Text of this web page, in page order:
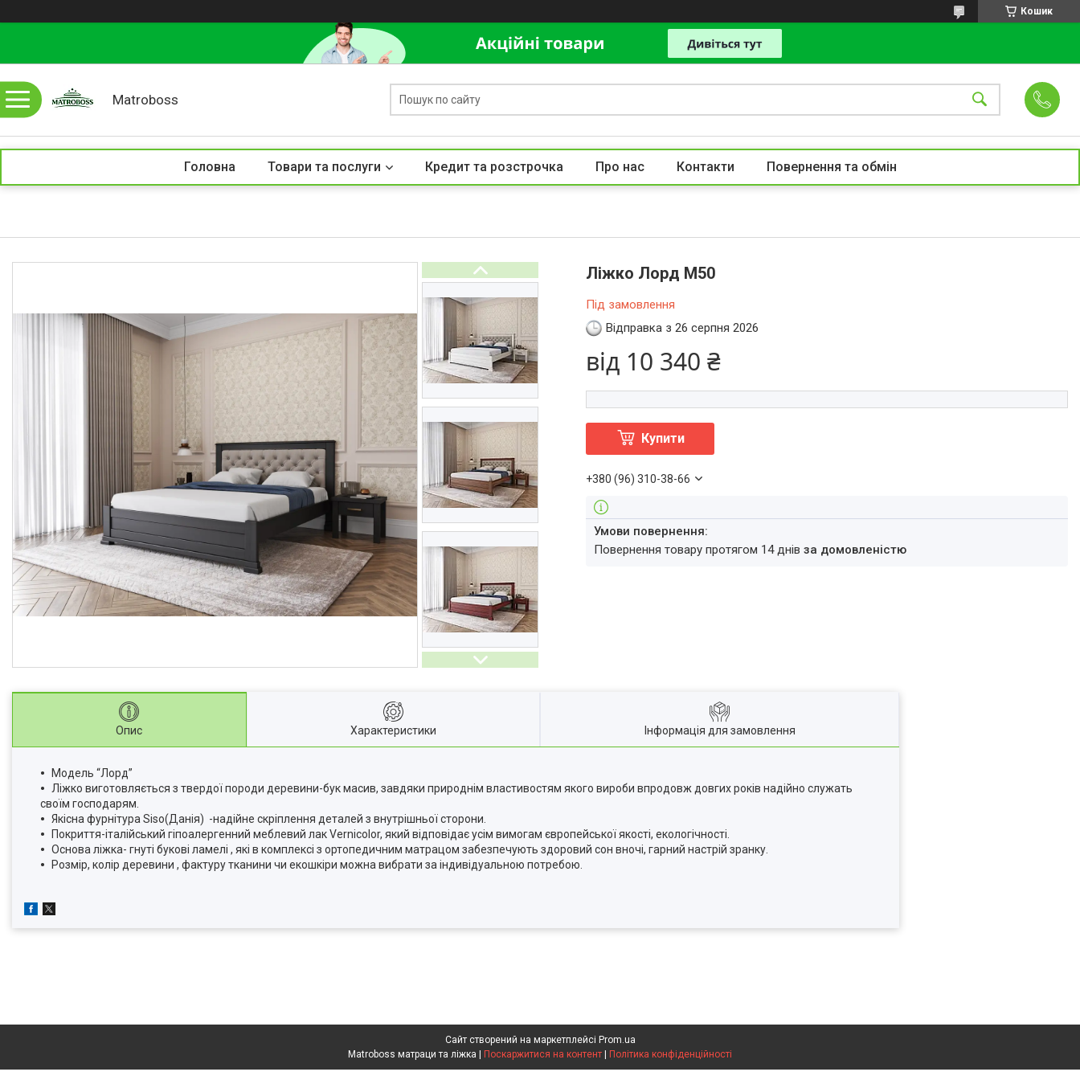
Кошик
Matroboss
Головна Товари та послуги Кредит та розстрочка Про нас Контакти Повернення та обмін
Ліжко Лорд М50
Під замовлення
Відправка з 26 серпня 2026
від 10 340 ₴
Купити
+380 (96) 310-38-66
повернення товару протягом 14 днівза домовленістю
Опис Характеристики Інформація для замовлення
Модель “Лорд”
Ліжко виготовляється з твердої породи деревини-бук масив, завдяки природнім властивостям якого вироби впродовж довгих років надійно служать
своїм господарям.
Якісна фурнітура Siso(Данія) -надійне скріплення деталей з внутрішньої сторони.
Покриття-італійський гіпоалергенний меблевий лак Vernicolor, який відповідає усім вимогам європейської якості, екологічності.
Основа ліжка- гнуті букові ламелі , які в комплексі з ортопедичним матрацом забезпечують здоровий сон вночі, гарний настрій зранку.
Розмір, колір деревини , фактуру тканини чи екошкіри можна вибрати за індивідуальною потребою.
Сайт створений на маркетплейсі Prom.ua
Поскаржитися на контент Політика конфіденційності